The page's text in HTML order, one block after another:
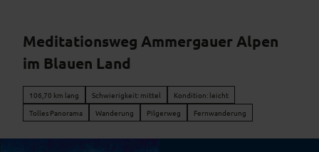
Meditationsweg Ammergauer Alpen
im Blauen Land
106,70 km lang Schwierigkeit: mittel
Kondition: leicht
Tolles Panorama
Wanderung Pilgerweg Fernwanderung